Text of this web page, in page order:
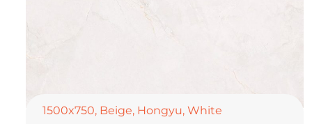
1500x750, Beige, Hongyu, White